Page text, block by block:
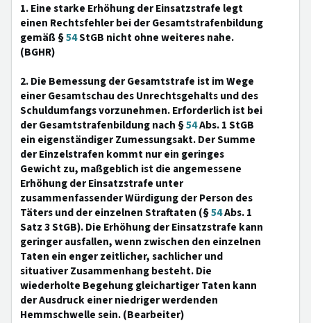
1. Eine starke Erhöhung der Einsatzstrafe legt
einen Rechtsfehler bei der Gesamtstrafenbildung
gemäß §54StGB nicht ohne weiteres nahe.
(BGHR)
2. Die Bemessung der Gesamtstrafe ist im Wege
einer Gesamtschau des Unrechtsgehalts und des
Schuldumfangs vorzunehmen. Erforderlich ist bei
der Gesamtstrafenbildung nach §54Abs. 1 StGB
ein eigenständiger Zumessungsakt. Der Summe
der Einzelstrafen kommt nur ein geringes
Gewicht zu, maßgeblich ist die angemessene
Erhöhung der Einsatzstrafe unter
zusammenfassender Würdigung der Person des
Täters und der einzelnen Straftaten (§54Abs. 1
Satz 3 StGB). Die Erhöhung der Einsatzstrafe kann
geringer ausfallen, wenn zwischen den einzelnen
Taten ein enger zeitlicher, sachlicher und
situativer Zusammenhang besteht. Die
wiederholte Begehung gleichartiger Taten kann
der Ausdruck einer niedriger werdenden
Hemmschwelle sein. (Bearbeiter)